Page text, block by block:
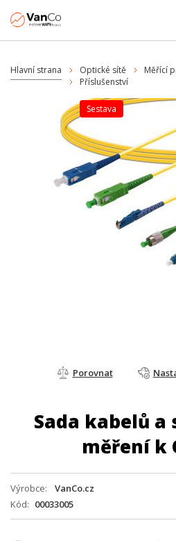
Hlavní strana Optické sítě Měřící
Příslušenství
sestava
Porovnat
Sada kabelů a
měření k
Výrobce
VanCo.cz
Kód
00033005